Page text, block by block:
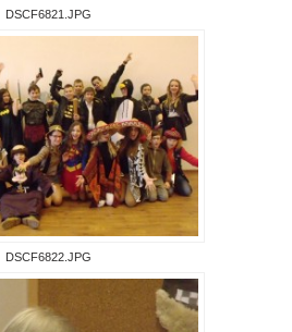
DSCF6821.JPG
DSCF6822.JPG